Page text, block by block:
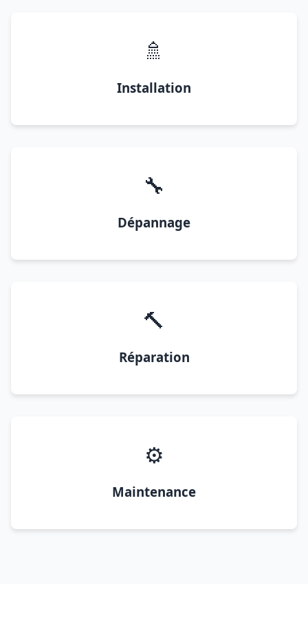
🚿
Installation
🔧
Dépannage
🔨
Réparation
⚙️
Maintenance